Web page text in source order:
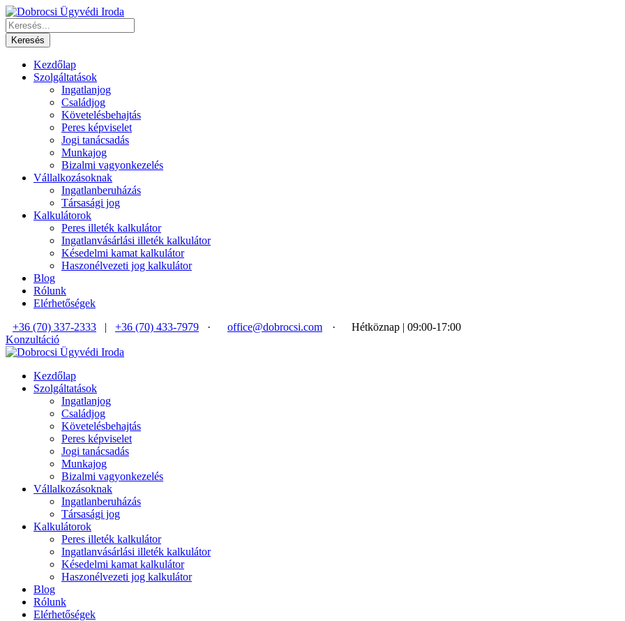
Kezdőlap
Szolgáltatások
Ingatlanjog
Családjog
Követelésbehajtás
Peres képviselet
Jogi tanácsadás
Munkajog
Bizalmi vagyonkezelés
Vállalkozásoknak
Ingatlanberuházás
Társasági jog
Kalkulátorok
Peres illeték kalkulátor
Ingatlanvásárlási illeték kalkulátor
Késedelmi kamat kalkulátor
Haszonélvezeti jog kalkulátor
Blog
Rólunk
Elérhetőségek
+36 (70) 337-2333
| +36 (70) 433-7979 · office@dobrocsi.com ·
Hétköznap | 09:00-17:00
Konzultáció
Kezdőlap
Szolgáltatások
Ingatlanjog
Családjog
Követelésbehajtás
Peres képviselet
Jogi tanácsadás
Munkajog
Bizalmi vagyonkezelés
Vállalkozásoknak
Ingatlanberuházás
Társasági jog
Kalkulátorok
Peres illeték kalkulátor
Ingatlanvásárlási illeték kalkulátor
Késedelmi kamat kalkulátor
Haszonélvezeti jog kalkulátor
Blog
Rólunk
Elérhetőségek